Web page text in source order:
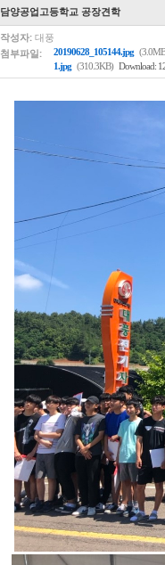
담양공업고등학교 공장견학
작성자: 대풍
첨부파일:
20190628_105144.jpg
1.jpg (310.3KB) Download: